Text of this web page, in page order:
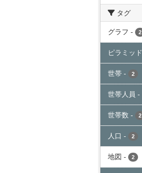
タグ
グラフ - 2
ピラミッド
世帯 - 2
世帯人員 -
世帯数 - 2
人口 - 2
地図 - 2